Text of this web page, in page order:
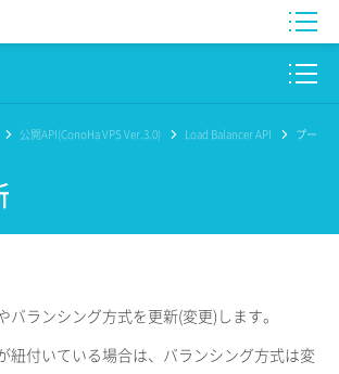
公開API(ConoHa VPS Ver.3.0) Load Balancer API
プー
バランシング方式を更新(変更)します。
紐付いている場合は、バランシング方式は変